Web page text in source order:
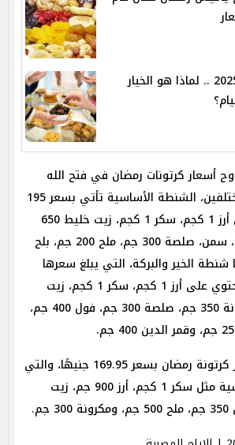
التمر في رمضان 2025 .. لماذا هو الخيار
أسعار كرتونات رمضان في فتح الله
ماركت بين نوعين مختلفين، الشنطة الأساسية تأتي بسعر 195
جنيهًا، وتحتوي على أرز 1 كجم، سكر 1 كجم، زيت خليط 650
مل، مكرونة 350 جم، سمن، صلصة 300 جم، ملح 200 جم، بلح
جم. أما شنطة الخير والبركة، التي يبلغ سعرها
350 جنيهًا، فهي تحتوي على أرز 1 كجم، سكر 1 كجم، زيت
خليط 150 مل، مكرونة 350 جم، صلصة 300 جم، فول 400 جم،
كارفور، تقدم كارفور كرتونة رمضان بسعر 169.95 جنيهًا، والتي
تشمل مكونات أساسية مثل سكر 1 كجم، أرز 900 جم، زيت